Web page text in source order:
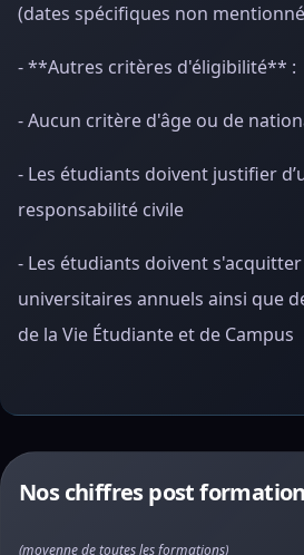
(dates spécifiques non
- **Autres critères d'éligibilité** :
- Aucun critère d'âge ou de
- Les étudiants doivent justifier
responsabilité civile
- Les étudiants doivent
universitaires annuels ainsi que
de la Vie Étudiante et de Campus
Nos chiffres post formation
(moyenne de toutes les formations)